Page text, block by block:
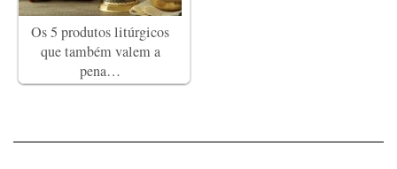
Os 5 produtos litúrgicos
que também valem a
pena…